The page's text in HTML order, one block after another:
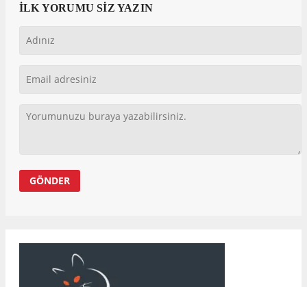
İLK YORUMU SİZ YAZIN